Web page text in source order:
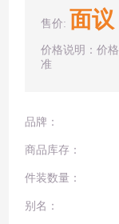
售价: 面议
价格说明：价
准
品牌：
商品库存：
件装数量：
别名：